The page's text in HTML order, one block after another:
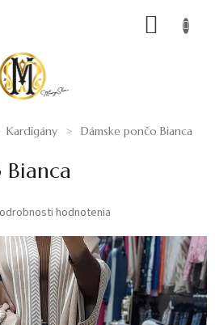
Kardigány Dámske pončo Bianca
Bianca
hodnotenia